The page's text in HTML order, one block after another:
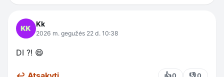
Kk
2026 m. gegužės 22 d. 10:38
DI ?! 😄